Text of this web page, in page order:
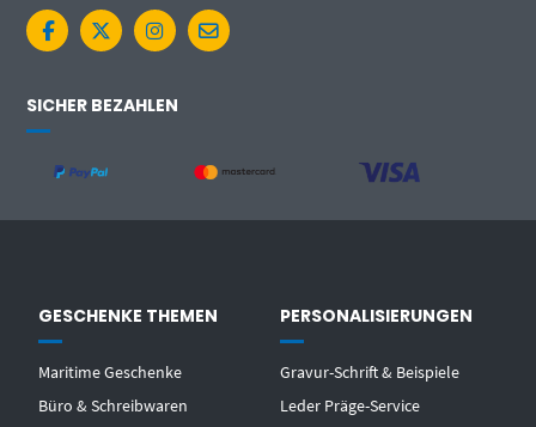
SICHER BEZAHLEN
GESCHENKE THEMEN
Maritime Geschenke
Büro & Schreibwaren
PERSONALISIERUNGEN
Gravur-Schrift & Beispiele
Leder Präge-Service